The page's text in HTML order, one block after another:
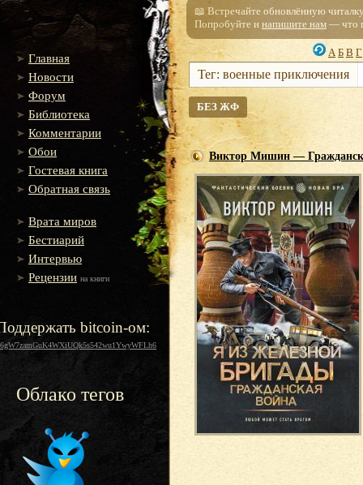
Главная
Новости
Форум
Библиотека
Комментарии
Обои
Гостевая книга
Обратная связь
Врата миров
Бестиарий
Интервью
Рецензии на книги
bitcoin-ом:
Облако тегов
📖 Встречайте обновлённую
Попробуйте и напишите нам — что
А Б В Г
Тег: военные приключения
БЕЗ ЖФ
Виктор Мишин —